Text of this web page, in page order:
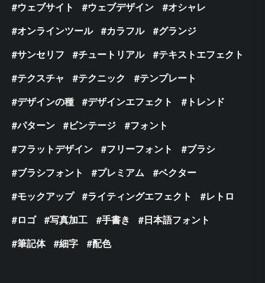
ウェブサイト
ウェブデザイン
オシャレ
オンラインツール
カラフル
グランジ
サンセリフ
チュートリアル
テキストエフェクト
テクスチャ
テクニック
テンプレート
デザインの種
デザインエフェクト
トレンド
パターン
ビンテージ
フォント
フラットデザイン
フリーフォント
ブラシ
ブラシフォント
プレミアム
ベクター
モックアップ
ライティングエフェクト
レトロ
ロゴ
写真加工 手書き
日本語フォント
筆記体
細字 配色